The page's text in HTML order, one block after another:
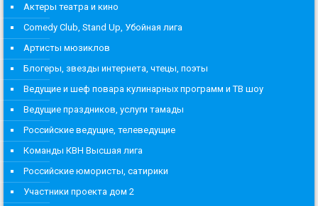
Актеры театра и кино
Comedy Club, Stand Up, Убойная лига
Артисты мюзиклов
Блогеры, звезды интернета, чтецы, поэты
Ведущие и шеф повара кулинарных программ и ТВ шоу
Ведущие праздников, услуги тамады
Российские ведущие, телеведущие
Команды КВН Высшая лига
Российские юмористы, сатирики
Участники проекта дом 2